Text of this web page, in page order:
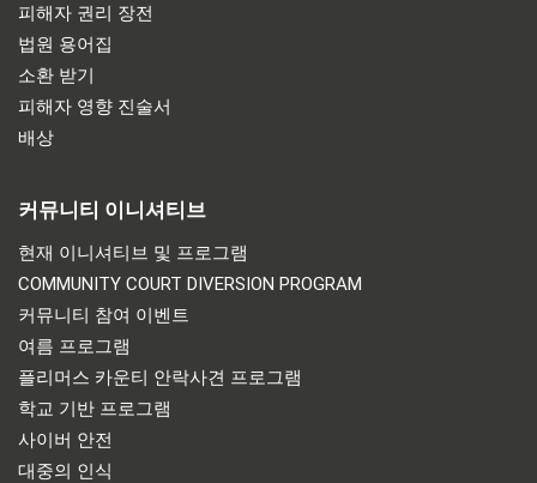
피해자 권리 장전
법원 용어집
소환 받기
피해자 영향 진술서
배상
커뮤니티 이니셔티브
현재 이니셔티브 및 프로그램
COMMUNITY COURT DIVERSION PROGRAM
커뮤니티 참여 이벤트
여름 프로그램
플리머스 카운티 안락사견 프로그램
학교 기반 프로그램
사이버 안전
대중의 인식